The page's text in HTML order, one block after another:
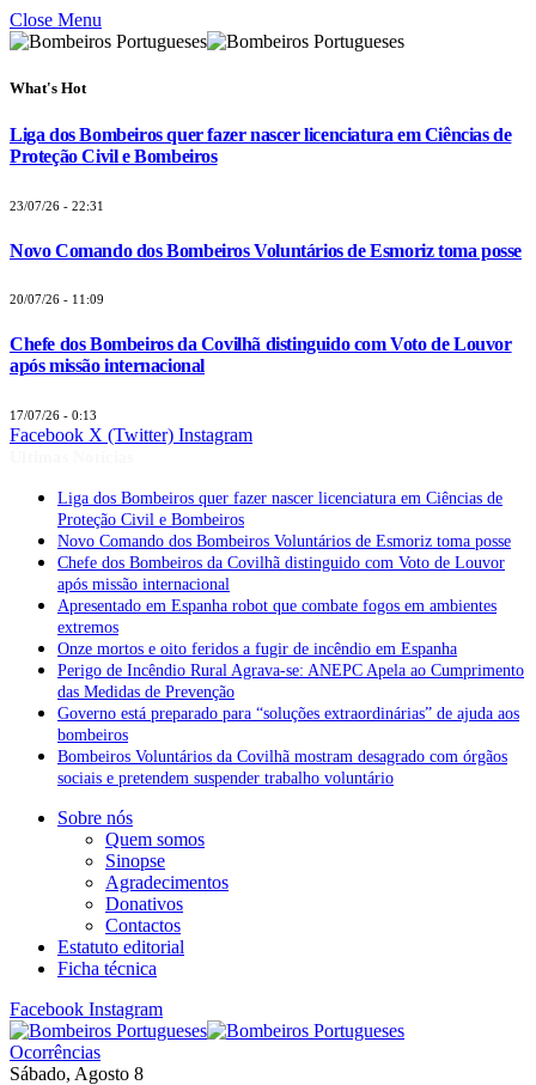
Close Menu
What's Hot
Liga dos Bombeiros quer fazer nascer licenciatura em Ciências de
Proteção Civil e Bombeiros
23/07/26 - 22:31
Novo Comando dos Bombeiros Voluntários de Esmoriz toma posse
20/07/26 - 11:09
Chefe dos Bombeiros da Covilhã distinguido com Voto de Louvor
após missão internacional
17/07/26 - 0:13
Facebook X (Twitter) Instagram
Liga dos Bombeiros quer fazer nascer licenciatura em Ciências de
Proteção Civil e Bombeiros
Novo Comando dos Bombeiros Voluntários de Esmoriz toma posse
Chefe dos Bombeiros da Covilhã distinguido com Voto de Louvor
após missão internacional
Apresentado em Espanha robot que combate fogos em ambientes
extremos
Onze mortos e oito feridos a fugir de incêndio em Espanha
Perigo de Incêndio Rural Agrava-se: ANEPC Apela ao Cumprimento
das Medidas de Prevenção
Governo está preparado para “soluções extraordinárias” de ajuda aos
bombeiros
Bombeiros Voluntários da Covilhã mostram desagrado com órgãos
sociais e pretendem suspender trabalho voluntário
Sobre nós
Quem somos
Sinopse
Agradecimentos
Donativos
Contactos
Estatuto editorial
Ficha técnica
Facebook Instagram
Ocorrências
Sábado, Agosto 8